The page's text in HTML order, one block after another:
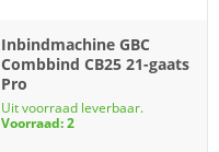
Inbindmachine GBC
Combbind CB25 21-gaats
Pro
Uit voorraad leverbaar.
Voorraad: 2